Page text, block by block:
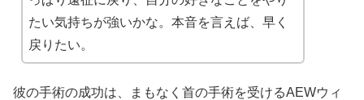
たい気持ちが強いかな。本音を言えば、早く
戻りたい。
彼の手術の成功は、まもなく首の手術を受けるAEWウィ